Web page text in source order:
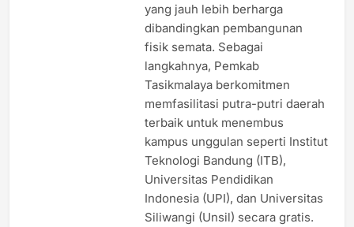
yang jauh lebih berharga
dibandingkan pembangunan
fisik semata. Sebagai
langkahnya, Pemkab
Tasikmalaya berkomitmen
memfasilitasi putra-putri daerah
terbaik untuk menembus
kampus unggulan seperti Institut
Teknologi Bandung (ITB),
Universitas Pendidikan
Indonesia (UPI), dan Universitas
Siliwangi (Unsil) secara gratis.